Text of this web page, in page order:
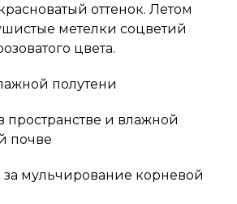
оттенок. Летом
метелки соцветий
цвета.
полутени
пространстве и влажной
почве
за мульчирование корневой